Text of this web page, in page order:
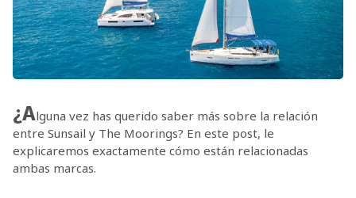
¿Alguna vez has querido saber más sobre la relación
entre Sunsail y The Moorings? En este post, le
explicaremos exactamente cómo están relacionadas
ambas marcas.